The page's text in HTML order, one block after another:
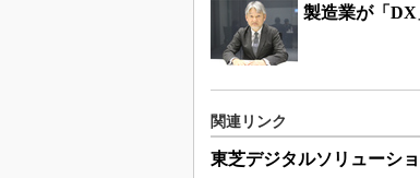
製造業が「DX
関連リンク
東芝デジタルソリューシ